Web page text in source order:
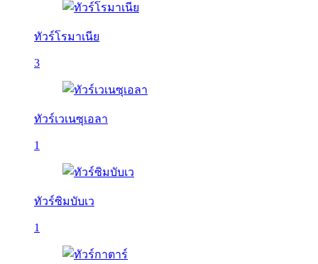
ทัวร์โรมาเนีย
3
ทัวร์เวเนซุเอลา
1
ทัวร์ซิมบับเว
1